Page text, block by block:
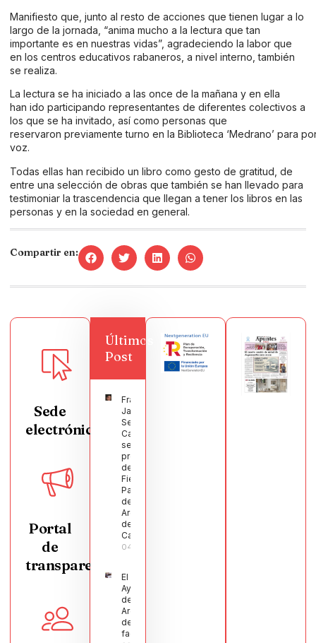
Manifiesto que, junto al resto de acciones que tienen lugar a lo
largo de la jornada, “anima mucho a la lectura que tan
importante es en nuestras vidas”, agradeciendo la labor que
en los centros educativos rabaneros, a nivel interno, también
se realiza.
La lectura se ha iniciado a las once de la mañana y en ella
han ido participando representantes de diferentes colectivos a
los que se ha invitado, así como personas que
reservaron previamente turno en la Biblioteca ‘Medrano’ para
voz.
Todas ellas han recibido un libro como gesto de gratitud, de
entre una selección de obras que también se han llevado para
testimoniar la trascendencia que llegan a tener los libros en las
personas y en la sociedad en general.
Compartir en:
Sede
electrónica
Portal
de
transparencia
Últimos
Post
Francisco
Javier
Segura
Castellanos
será el
pregonero
de las
Fiestas
Patronales
de
Argamasilla
de
Calatrava
04/08/2026
El
Ayuntamiento
de
Argamasilla
de Calatrava
facilita la